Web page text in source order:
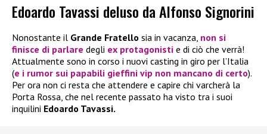
Edoardo Tavassi deluso da Alfonso Signorini
Nonostante il Grande Fratello sia in vacanza, non si
finisce di parlare degli ex protagonisti e di ciò che verrà!
Attualmente sono in corso i nuovi casting in giro per l’Italia
(e i rumor sui papabili gieffini vip non mancano di certo).
Per ora non ci resta che attendere e capire chi varcherà la
Porta Rossa, che nel recente passato ha visto tra i suoi
inquilini Edoardo Tavassi.